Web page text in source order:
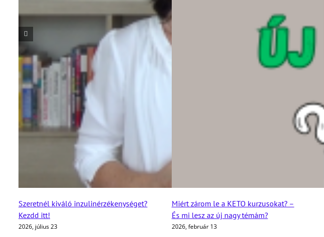
Szeretnél kiváló inzulinérzékenységet?
Kezdd itt!
2026, július 23
Miért zárom le a KETO kurzusokat? –
És mi lesz az új nagy témám?
2026, február 13